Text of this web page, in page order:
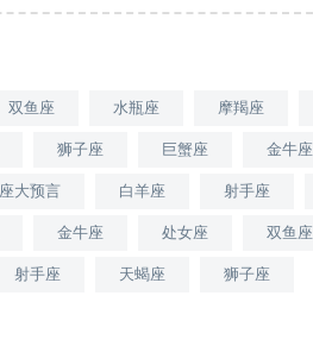
双鱼座 水瓶座 摩羯座
狮子座 巨蟹座 金牛座
大预言 白羊座 射手座
金牛座 处女座 双鱼座
射手座 天蝎座 狮子座